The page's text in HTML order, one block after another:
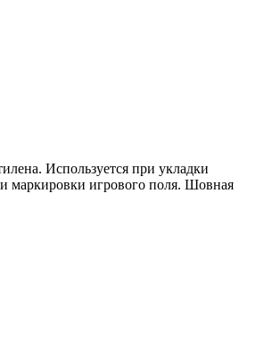
Используется при укладки
маркировки игрового поля. Шовная